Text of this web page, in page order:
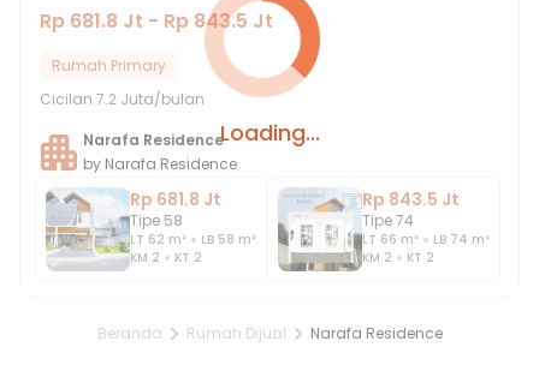
Loading...
Rp 681.8 Jt - Rp 843.5 Jt
Rumah Primary
Cicilan 7.2 Juta/bulan
Narafa Residence
by Narafa Residence
Rp 681.8 Jt
Tipe 58
LT 62 m² LB 58 m²
KM 2 KT 2
Rp 843.5 Jt
Tipe 74
LT 66 m² LB 74 m²
KM 2 KT 2
Beranda Rumah Dijual Narafa Residence